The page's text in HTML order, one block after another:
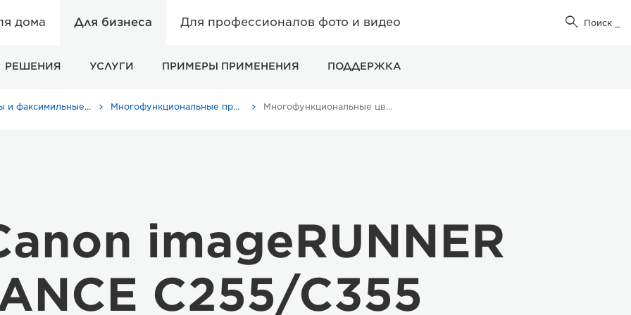
дома Для бизнеса Для профессионалов фото и видео  Поиск
РЕШЕНИЯ УСЛУГИ ПРИМЕРЫ ПРИМЕНЕНИЯ ПОДДЕРЖКА
Принтеры и факсимильные аппараты для бизнеса Многофункциональные принтеры - Принтеры «Все в одном» Многофункциональные цветные принтеры
imageRUNNER
C255/C355